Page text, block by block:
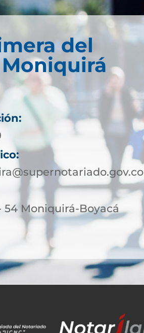
del
54 Moniquirá-Boyacá